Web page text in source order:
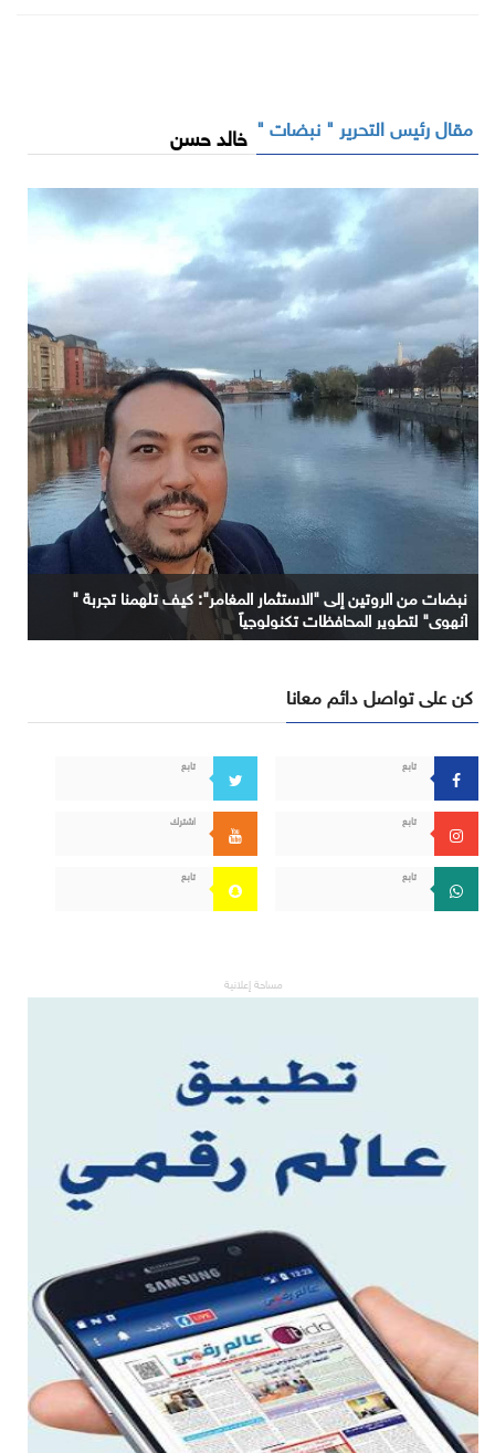
مقال رئيس التحرير " نبضات " خالد حسن
نبضات من الروتين إلى "الاستثمار المغامر": كيف تلهمنا تجربة "
آنهوي" لتطوير المحافظات تكنولوجياً
كن على تواصل دائم معانا
تابع تابع
تابع اشترك
تابع تابع
مساحة إعلانية